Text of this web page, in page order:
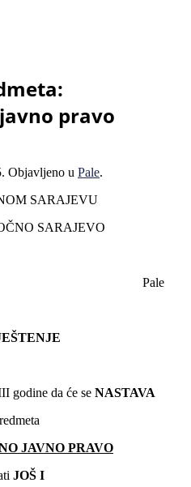
pravo
. Objavljeno u Pale.
SARAJEVU
SARAJEVO
Pale
godine da će se NASTAVA
JAVNO PRAVO
JOŠ I